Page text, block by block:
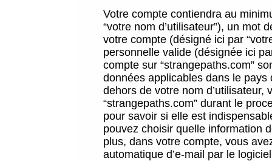
Votre compte contiendra au
“votre nom d’utilisateur”), un mot
votre compte (désigné ici par
personnelle valide (désignée ici
compte sur “strangepaths.com”
données applicables dans le
dehors de votre nom
“strangepaths.com” durant le
pour savoir si elle est
pouvez choisir quelle information
plus, dans votre compte, vous
automatique d’e-mail par le